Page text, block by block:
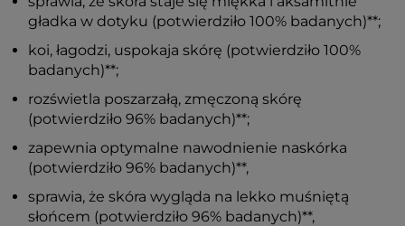
gładka w dotyku (potwierdziło 100% badanych)**;
koi, łagodzi, uspokaja skórę (potwierdziło 100%
badanych)**;
rozświetla poszarzałą, zmęczoną skórę
(potwierdziło 96% badanych)**;
zapewnia optymalne nawodnienie naskórka
(potwierdziło 96% badanych)**,
sprawia, że skóra wygląda na lekko muśniętą
słońcem (potwierdziło 96% badanych)**,